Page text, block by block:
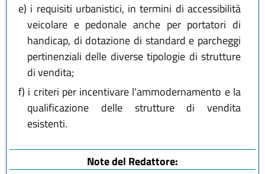
e) i requisiti urbanistici, in termini di accessibilità
veicolare e pedonale anche per portatori di
handicap, di dotazione di standard e parcheggi
pertinenziali delle diverse tipologie di strutture
di vendita;
f) i criteri per incentivare l'ammodernamento e la
qualificazione delle strutture di vendita
esistenti.
Note del Redattore: